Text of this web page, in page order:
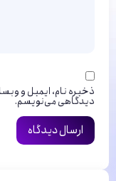
ذخیره نام، ایمیل و
دیدگاهی می‌نویسم.